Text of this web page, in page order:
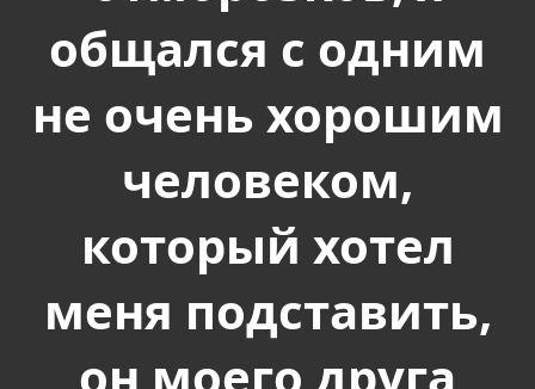
общался с одним
не очень хорошим
человеком,
который хотел
меня подставить,